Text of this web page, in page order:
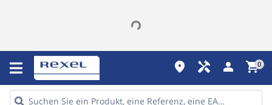
place handyman person shopping_cart0